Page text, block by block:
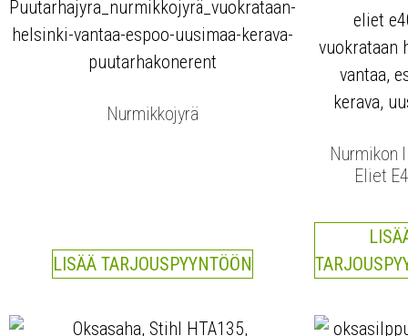
Nurmikkojyrä
LISÄÄ TARJOUSPYYNTÖÖN
Nurmikon
Eliet